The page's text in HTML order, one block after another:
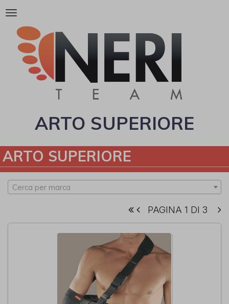
Attiva/disattiva
navigazione
ARTO SUPERIORE
ARTO SUPERIORE
Cerca per marca
PAGINA 1 DI 3